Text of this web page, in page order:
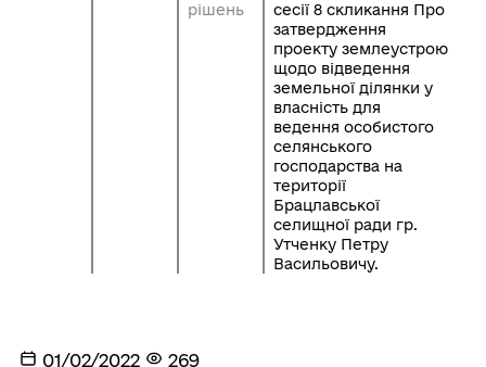
рішень
сесії 8 скликання Про
затвердження
проекту землеустрою
щодо відведення
земельної ділянки у
власність для
ведення особистого
селянського
господарства на
території
Брацлавської
селищної ради гр.
Утченку Петру
Васильовичу.
01/02/2022 269